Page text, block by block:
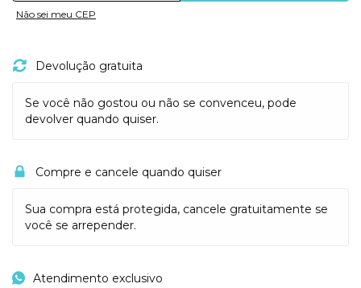
Não sei meu CEP
Devolução gratuita
Se você não gostou ou não se convenceu, pode
devolver quando quiser.
Compre e cancele quando quiser
Sua compra está protegida, cancele gratuitamente se
você se arrepender.
Atendimento exclusivo